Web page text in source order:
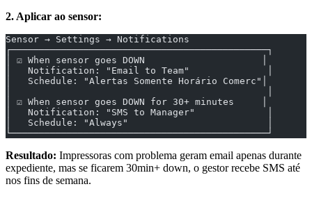
2. Aplicar ao sensor:
Sensor → Settings → Notifications
┌──────────────────────────────────────────────┐
│ ☑ When sensor goes DOWN                     │
│   Notification: "Email to Team"              │
│   Schedule: "Alertas Somente Horário Comerc"│
│ ☑ When sensor goes DOWN for 30+ minutes     │
│   Notification: "SMS to Manager"             │
│   Schedule: "Always"                         │
└──────────────────────────────────────────────┘
Resultado: Impressoras com problema geram email apenas durante
expediente, mas se ficarem 30min+ down, o gestor recebe SMS até
nos fins de semana.